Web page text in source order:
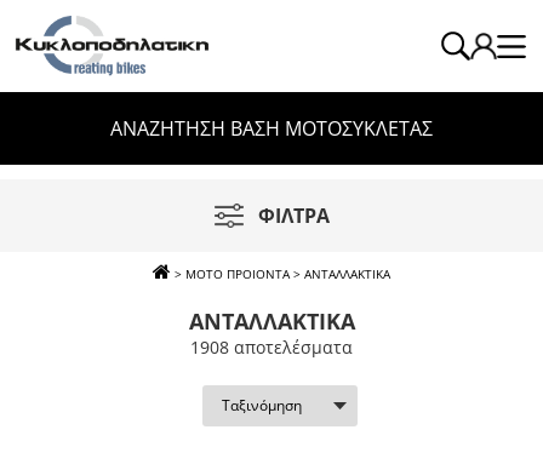
ΑΝΑΖΗΤΗΣΗ ΒΑΣΗ ΜΟΤΟΣΥΚΛΕΤΑΣ
ΦΙΛΤΡΑ
> ΜΟΤΟ ΠΡΟΙΟΝΤΑ > ΑΝΤΑΛΛΑΚΤΙΚΑ
ΑΝΤΑΛΛΑΚΤΙΚΑ
1908 απoτελέσματα